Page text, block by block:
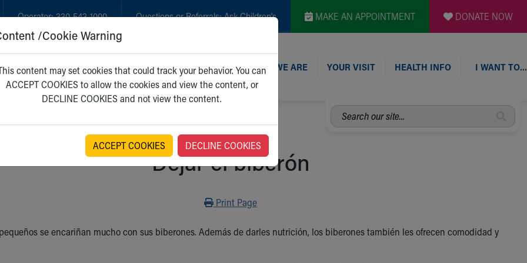
Operator:330-543-1000 Questions or Referrals:Ask Children's MAKE AN APPOINTMENT DONATE NOW
GET CARE NEW PARENTS WHO WE ARE YOUR VISIT HEALTH INFO I WANT TO…
Search
our
Dejar el biberón
Print
Print Page
se encariñan mucho con sus biberones. Además de darles nutrición, los biberones también les ofrecen comodidad y
/Cookie Warning
content may set cookies that could track your behavior. You can
ACCEPT COOKIES to allow the cookies and view the content, or
DECLINE COOKIES and not view the content.
ACCEPT COOKIES DECLINE COOKIES